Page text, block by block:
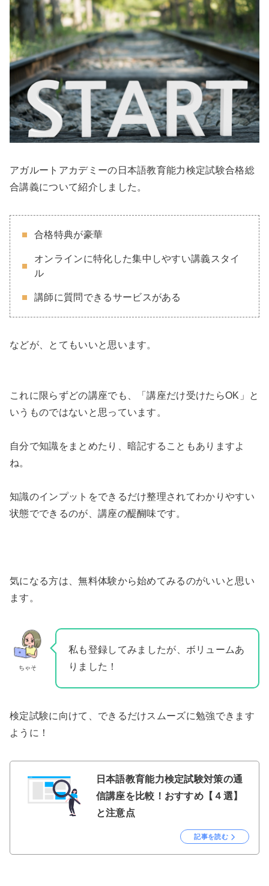
アガルートアカデミーの日本語教育能力検定試験合格総
合講義について紹介しました。
合格特典が豪華
オンラインに特化した集中しやすい講義スタイ
ル
講師に質問できるサービスがある
などが、とてもいいと思います。
これに限らずどの講座でも、「講座だけ受けたらOK」と
いうものではないと思っています。
自分で知識をまとめたり、暗記することもありますよ
ね。
知識のインプットをできるだけ整理されてわかりやすい
状態でできるのが、講座の醍醐味です。
気になる方は、無料体験から始めてみるのがいいと思い
ます。
ちゃそ
私も登録してみましたが、ボリュームあ
りました！
検定試験に向けて、できるだけスムーズに勉強できます
ように！
日本語教育能力検定試験対策の通
信講座を比較！おすすめ【４選】
と注意点
記事を読む